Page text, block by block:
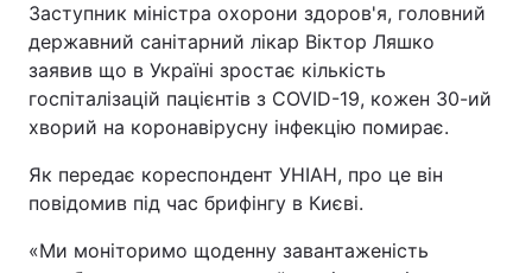
Головна Війна
Україна Політика
Економіка Світ
Заступник міністра охорони здоров'я, головний
державний санітарний лікар Віктор Ляшко
заявив що в Україні зростає кількість
госпіталізацій пацієнтів з COVID-19, кожен 30-ий
хворий на коронавірусну інфекцію помирає.
Як передає кореспондент УНІАН, про це він
повідомив під час брифінгу в Києві.
«Ми моніторимо щоденну завантаженість